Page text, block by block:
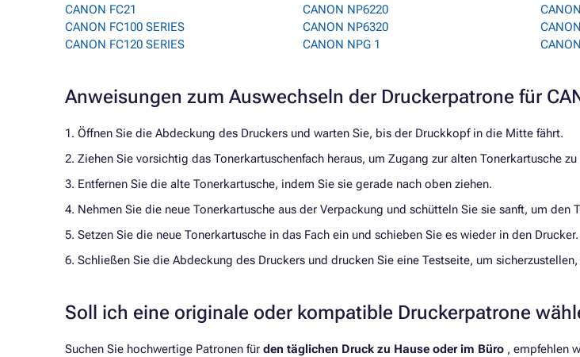
CANON FC21
CANON FC100 SERIES
CANON FC120 SERIES
CANON NP6220
CANON NP6320
CANON NPG 1
Anweisungen zum Auswechseln der Druckerpatrone für
1. Öffnen Sie die Abdeckung des Druckers und warten Sie, bis der Druckkopf in die Mitte fährt.
2. Ziehen Sie vorsichtig das Tonerkartuschenfach heraus, um Zugang zur alten Tonerkartusche zu
3. Entfernen Sie die alte Tonerkartusche, indem Sie sie gerade nach oben ziehen.
4. Nehmen Sie die neue Tonerkartusche aus der Verpackung und schütteln Sie sie sanft, um den
5. Setzen Sie die neue Tonerkartusche in das Fach ein und schieben Sie es wieder in den Drucker.
6. Schließen Sie die Abdeckung des Druckers und drucken Sie eine Testseite, um
Soll ich eine originale oder kompatible Druckerpatrone
Suchen Sie hochwertige Patronen für den täglichen Druck zu Hause oder im Büro , empfehlen